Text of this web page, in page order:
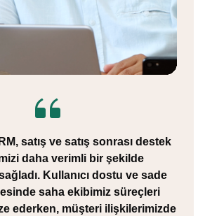
satış ve satış sonrası destek
daha verimli bir şekilde
Kullanıcı dostu ve sade
saha ekibimiz süreçleri
ederken, müşteri ilişkilerimizde